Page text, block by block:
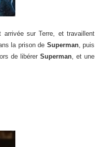
arrivée sur Terre, et travaillent
la prison de Superman, puis
de libérerSuperman , et une